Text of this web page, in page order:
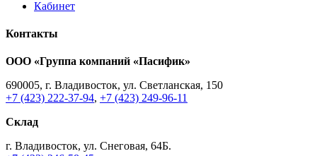
Кабинет
Контакты
ООО «Группа компаний «Пасифик»
690005, г. Владивосток, ул. Светланская, 150
+7 (423) 222-37-94, +7 (423) 249-96-11
Склад
г. Владивосток, ул. Снеговая, 64Б.